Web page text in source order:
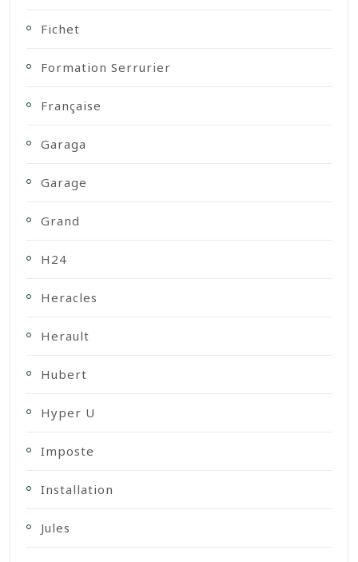
Fichet
Formation Serrurier
Française
Garaga
Garage
Grand
H24
Heracles
Herault
Hubert
Hyper U
Imposte
Installation
Jules